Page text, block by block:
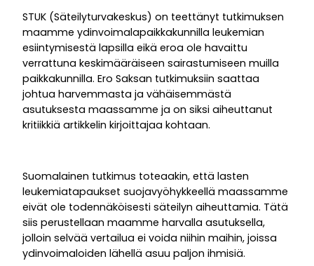
STUK (Säteilyturvakeskus) on teettänyt tutkimuksen
maamme ydinvoimalapaikkakunnilla leukemian
esiintymisestä lapsilla eikä eroa ole havaittu
verrattuna keskimääräiseen sairastumiseen muilla
paikkakunnilla. Ero Saksan tutkimuksiin saattaa
johtua harvemmasta ja vähäisemmästä
asutuksesta maassamme ja on siksi aiheuttanut
kritiikkiä artikkelin kirjoittajaa kohtaan.
Suomalainen tutkimus toteaakin, että lasten
leukemiatapaukset suojavyöhykkeellä maassamme
eivät ole todennäköisesti säteilyn aiheuttamia. Tätä
siis perustellaan maamme harvalla asutuksella,
jolloin selvää vertailua ei voida niihin maihin, joissa
ydinvoimaloiden lähellä asuu paljon ihmisiä.